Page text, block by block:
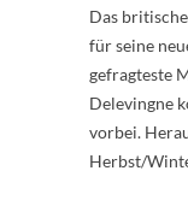
Das
für seine
gefragteste
Delevingne
vorbei.
Herbst/